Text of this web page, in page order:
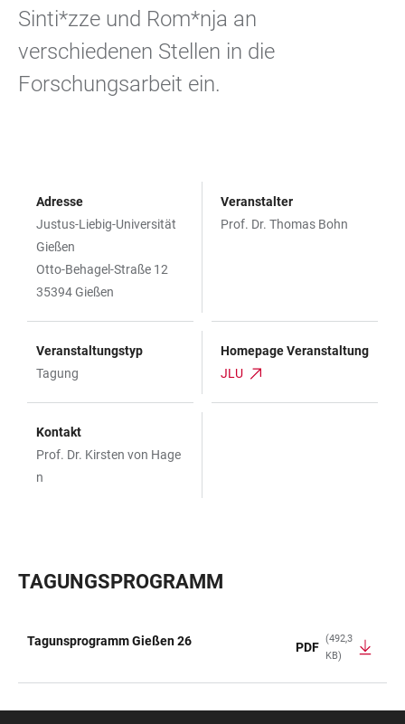
Sinti*zze und Rom*nja an
verschiedenen Stellen in die
Forschungsarbeit ein.
Adresse
Justus-Liebig-Universität
Gießen
Otto-Behagel-Straße 12
35394 Gießen
Veranstalter
Prof. Dr. Thomas Bohn
Veranstaltungstyp
Tagung
Homepage Veranstaltung
JLU
Kontakt
Prof. Dr. Kirsten von Hage
n
TAGUNGSPROGRAMM
Tagunsprogramm Gießen 26 PDF
(492,3
KB)